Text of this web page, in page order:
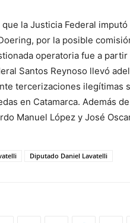
la Justicia Federal
por la posible
operatoria fue a
Santos Reynoso llevó
tercerizaciones ilegítimas
en Catamarca. Además
Manuel López y José
Diputado Daniel Lavatelli